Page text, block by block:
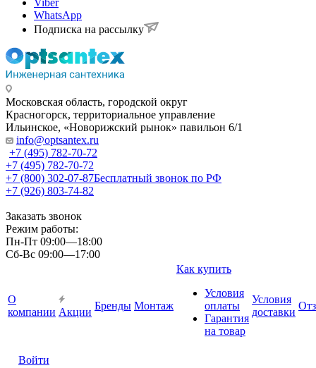
Viber
WhatsApp
Подписка на рассылку
Московская область, городской округ
Красногорск, территориальное управление
Ильинское, «Новорижский рынок» павильон 6/1
info@optsantex.ru
+7 (495) 782-70-72
+7 (495) 782-70-72
+7 (800) 302-07-87Бесплатный звонок по РФ
+7 (926) 803-74-82
Заказать звонок
Режим работы:
Пн-Пт 09:00—18:00
Сб-Вс 09:00—17:00
О
компании Акции
Бренды Монтаж
Как купить
Условия
оплаты
Гарантия
на товар
Условия
доставки
Войти